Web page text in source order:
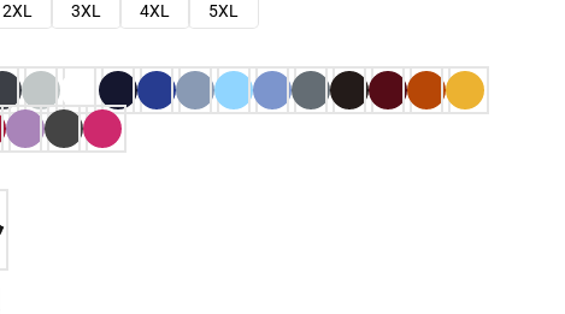
2XL 3XL 4XL
5XL